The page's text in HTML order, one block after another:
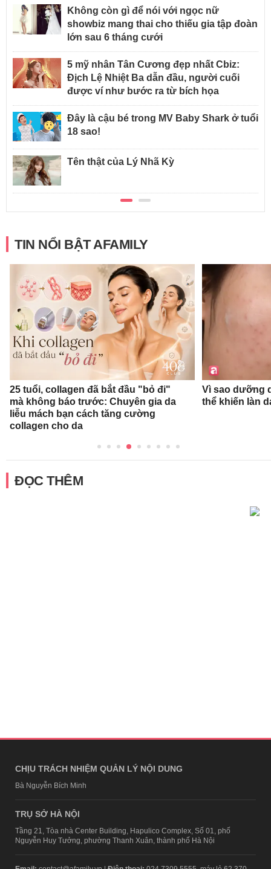
Không còn gì để nói với ngọc nữ
showbiz mang thai cho thiếu gia tập đoàn
lớn sau 6 tháng cưới
5 mỹ nhân Tân Cương đẹp nhất Cbiz:
Địch Lệ Nhiệt Ba dẫn đầu, người cuối
được ví như bước ra từ bích họa
Đây là cậu bé trong MV Baby Shark ở tuổi
18 sao!
Tên thật của Lý Nhã Kỳ
TIN NỔI BẬT AFAMILY
25 tuổi, collagen đã bắt đầu "bỏ đi"
mà không báo trước: Chuyên gia da
liễu mách bạn cách tăng cường
collagen cho da
Vì sao dưỡng
thể khiến làn
ĐỌC THÊM
CHỊU TRÁCH NHIỆM QUẢN LÝ NỘI DUNG
Bà Nguyễn Bích Minh
TRỤ SỞ HÀ NỘI
Tầng 21, Tòa nhà Center Building, Hapulico Complex, Số 01, phố
Nguyễn Huy Tưởng, phường Thanh Xuân, thành phố Hà Nội